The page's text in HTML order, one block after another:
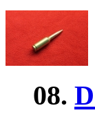
08.